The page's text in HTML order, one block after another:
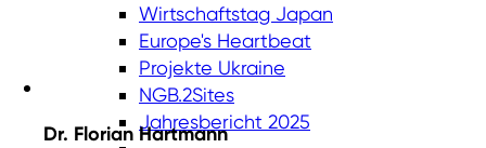
Wirtschaftstag Japan
Europe's Heartbeat
Projekte Ukraine
NGB.2Sites
Jahresbericht 2025
Dr. Florian Hartmann